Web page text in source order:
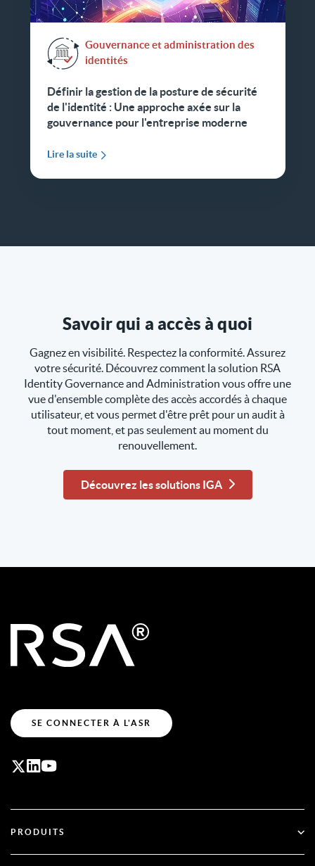
Gouvernance et administration des
identités
Définir la gestion de la posture de sécurité
de l'identité : Une approche axée sur la
gouvernance pour l'entreprise moderne
Lire la suite
Savoir qui a accès à quoi
Gagnez en visibilité. Respectez la conformité. Assurez
votre sécurité. Découvrez comment la solution RSA
Identity Governance and Administration vous offre une
vue d'ensemble complète des accès accordés à chaque
utilisateur, et vous permet d'être prêt pour un audit à
tout moment, et pas seulement au moment du
renouvellement.
Découvrez les solutions IGA
SE CONNECTER À L'ASR
PRODUITS